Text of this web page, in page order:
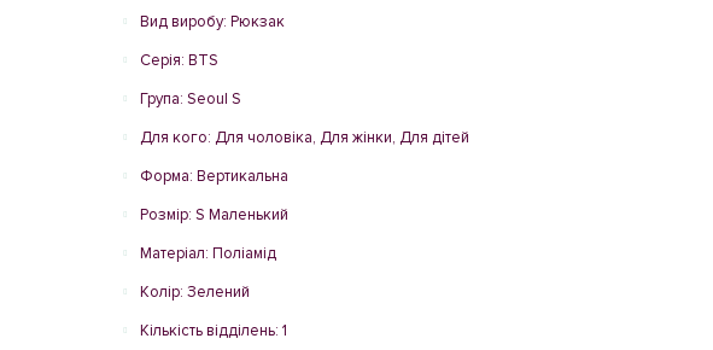
Вид виробу: Рюкзак
Серія: BTS
Група: Seoul S
Для кого: Для чоловіка, Для жінки, Для дітей
Форма: Вертикальна
Розмір: S Маленький
Матеріал: Поліамід
Колір: Зелений
Кількість відділень: 1